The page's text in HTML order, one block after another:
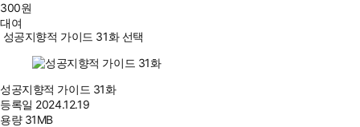
300원
대여
성공지향적 가이드 31화 선택
성공지향적 가이드 31화
등록일 2024.12.19
용량 31MB